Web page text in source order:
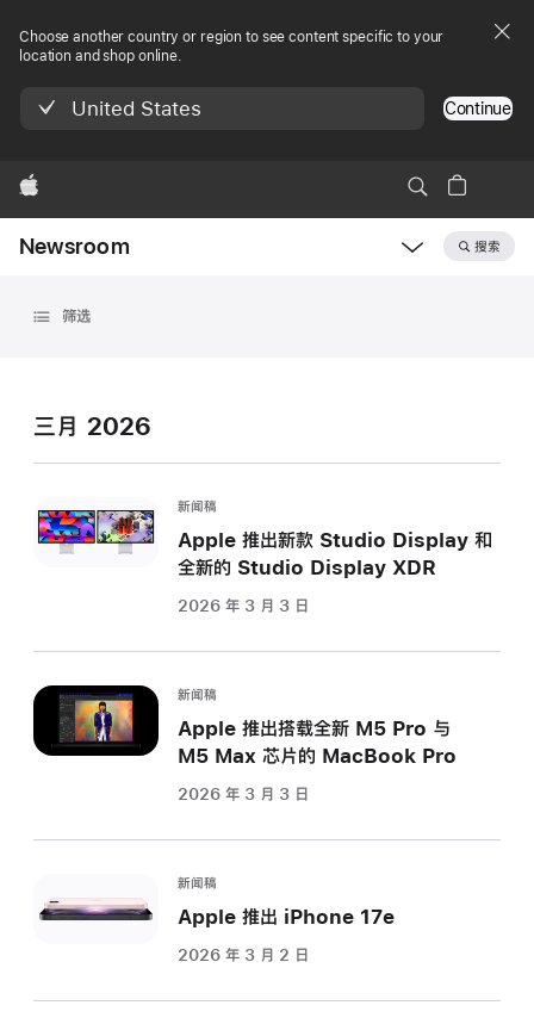
Choose another country or region to see content specific to your
location and shop online.
United States Continue
Apple
Newsroom 搜索
存
筛选
三月 2026
新闻稿
Apple 推出新款 Studio Display 和
全新的 Studio Display XDR
2026 年 3 月 3 日
新闻稿
Apple 推出搭载全新 M5 Pro 与
M5 Max 芯片的 MacBook Pro
2026 年 3 月 3 日
新闻稿
Apple 推出 iPhone 17e
2026 年 3 月 2 日